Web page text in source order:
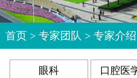
首页> 专家团队 > 专家介绍
眼科 口腔医